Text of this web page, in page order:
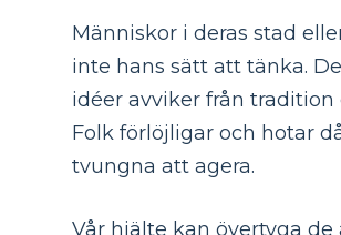
Människor i deras stad
inte hans sätt att tänka.
idéer avviker från tradition
Folk förlöjligar och hotar
tvungna att agera.
Vår hjälte kan övertyga